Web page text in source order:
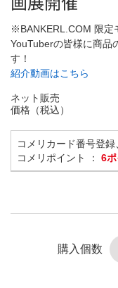
※BANKERL.COM 限定
YouTuberの皆様に商品
す！
紹介動画はこちら
ネット販売
価格（税込）
コメリカード番号登
コメリポイント ： 6
購入個数